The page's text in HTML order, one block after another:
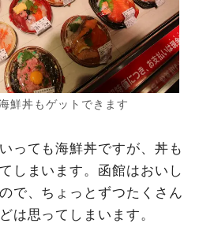
鮮丼もゲットできます
っても海鮮丼ですが、丼も
しまいます。函館はおいし
で、ちょっとずつたくさん
は思ってしまいます。